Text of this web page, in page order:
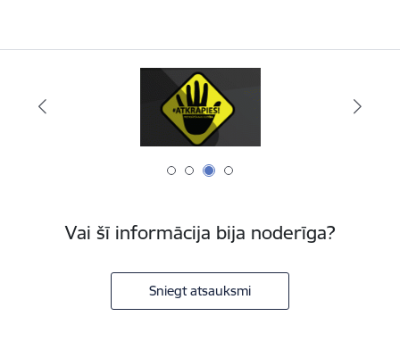
Vai šī informācija bija noderīga?
Sniegt atsauksmi